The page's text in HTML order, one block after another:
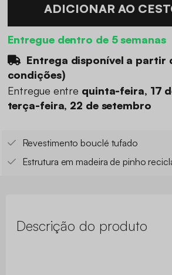
ADICIONAR AO
Entregue dentro de 5 semanas
Entrega disponível a partir
condições)
Entregue entre quinta-feira, 17
terça-feira, 22 de setembro
Revestimento bouclé tufado
Estrutura em madeira de pinho
Descrição do produto